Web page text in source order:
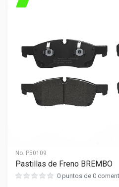
No. P50109
Pastillas de Freno BREMBO
0 puntos de 0